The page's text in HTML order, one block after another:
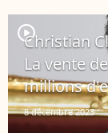
player2
Christian
La vente
millions
8 décembre 2023